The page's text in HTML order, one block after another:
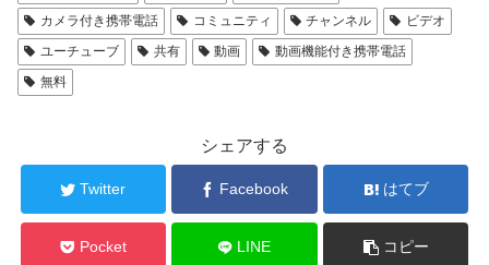
カメラ付き携帯電話
コミュニティ チャンネル
ビデオ
ユーチューブ
共有 動画
動画機能付き携帯電話
無料
シェアする
Twitter Facebook はてブ
Pocket LINE コピー